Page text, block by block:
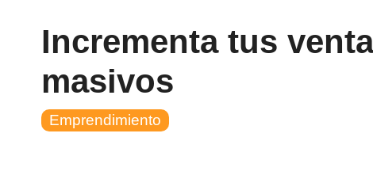
Incrementa tus
masivos
Emprendimiento